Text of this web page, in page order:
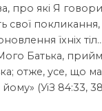
про які Я
свої
їхніх
Батька,
отже, усе, що
(УіЗ 84:33,